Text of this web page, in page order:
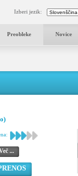
Izberi jezik:
Preobleke Novice
...